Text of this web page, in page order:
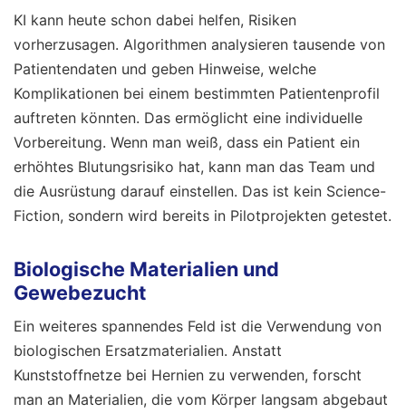
KI kann heute schon dabei helfen, Risiken
vorherzusagen. Algorithmen analysieren tausende von
Patientendaten und geben Hinweise, welche
Komplikationen bei einem bestimmten Patientenprofil
auftreten könnten. Das ermöglicht eine individuelle
Vorbereitung. Wenn man weiß, dass ein Patient ein
erhöhtes Blutungsrisiko hat, kann man das Team und
die Ausrüstung darauf einstellen. Das ist kein Science-
Fiction, sondern wird bereits in Pilotprojekten getestet.
Biologische Materialien und
Gewebezucht
Ein weiteres spannendes Feld ist die Verwendung von
biologischen Ersatzmaterialien. Anstatt
Kunststoffnetze bei Hernien zu verwenden, forscht
man an Materialien, die vom Körper langsam abgebaut